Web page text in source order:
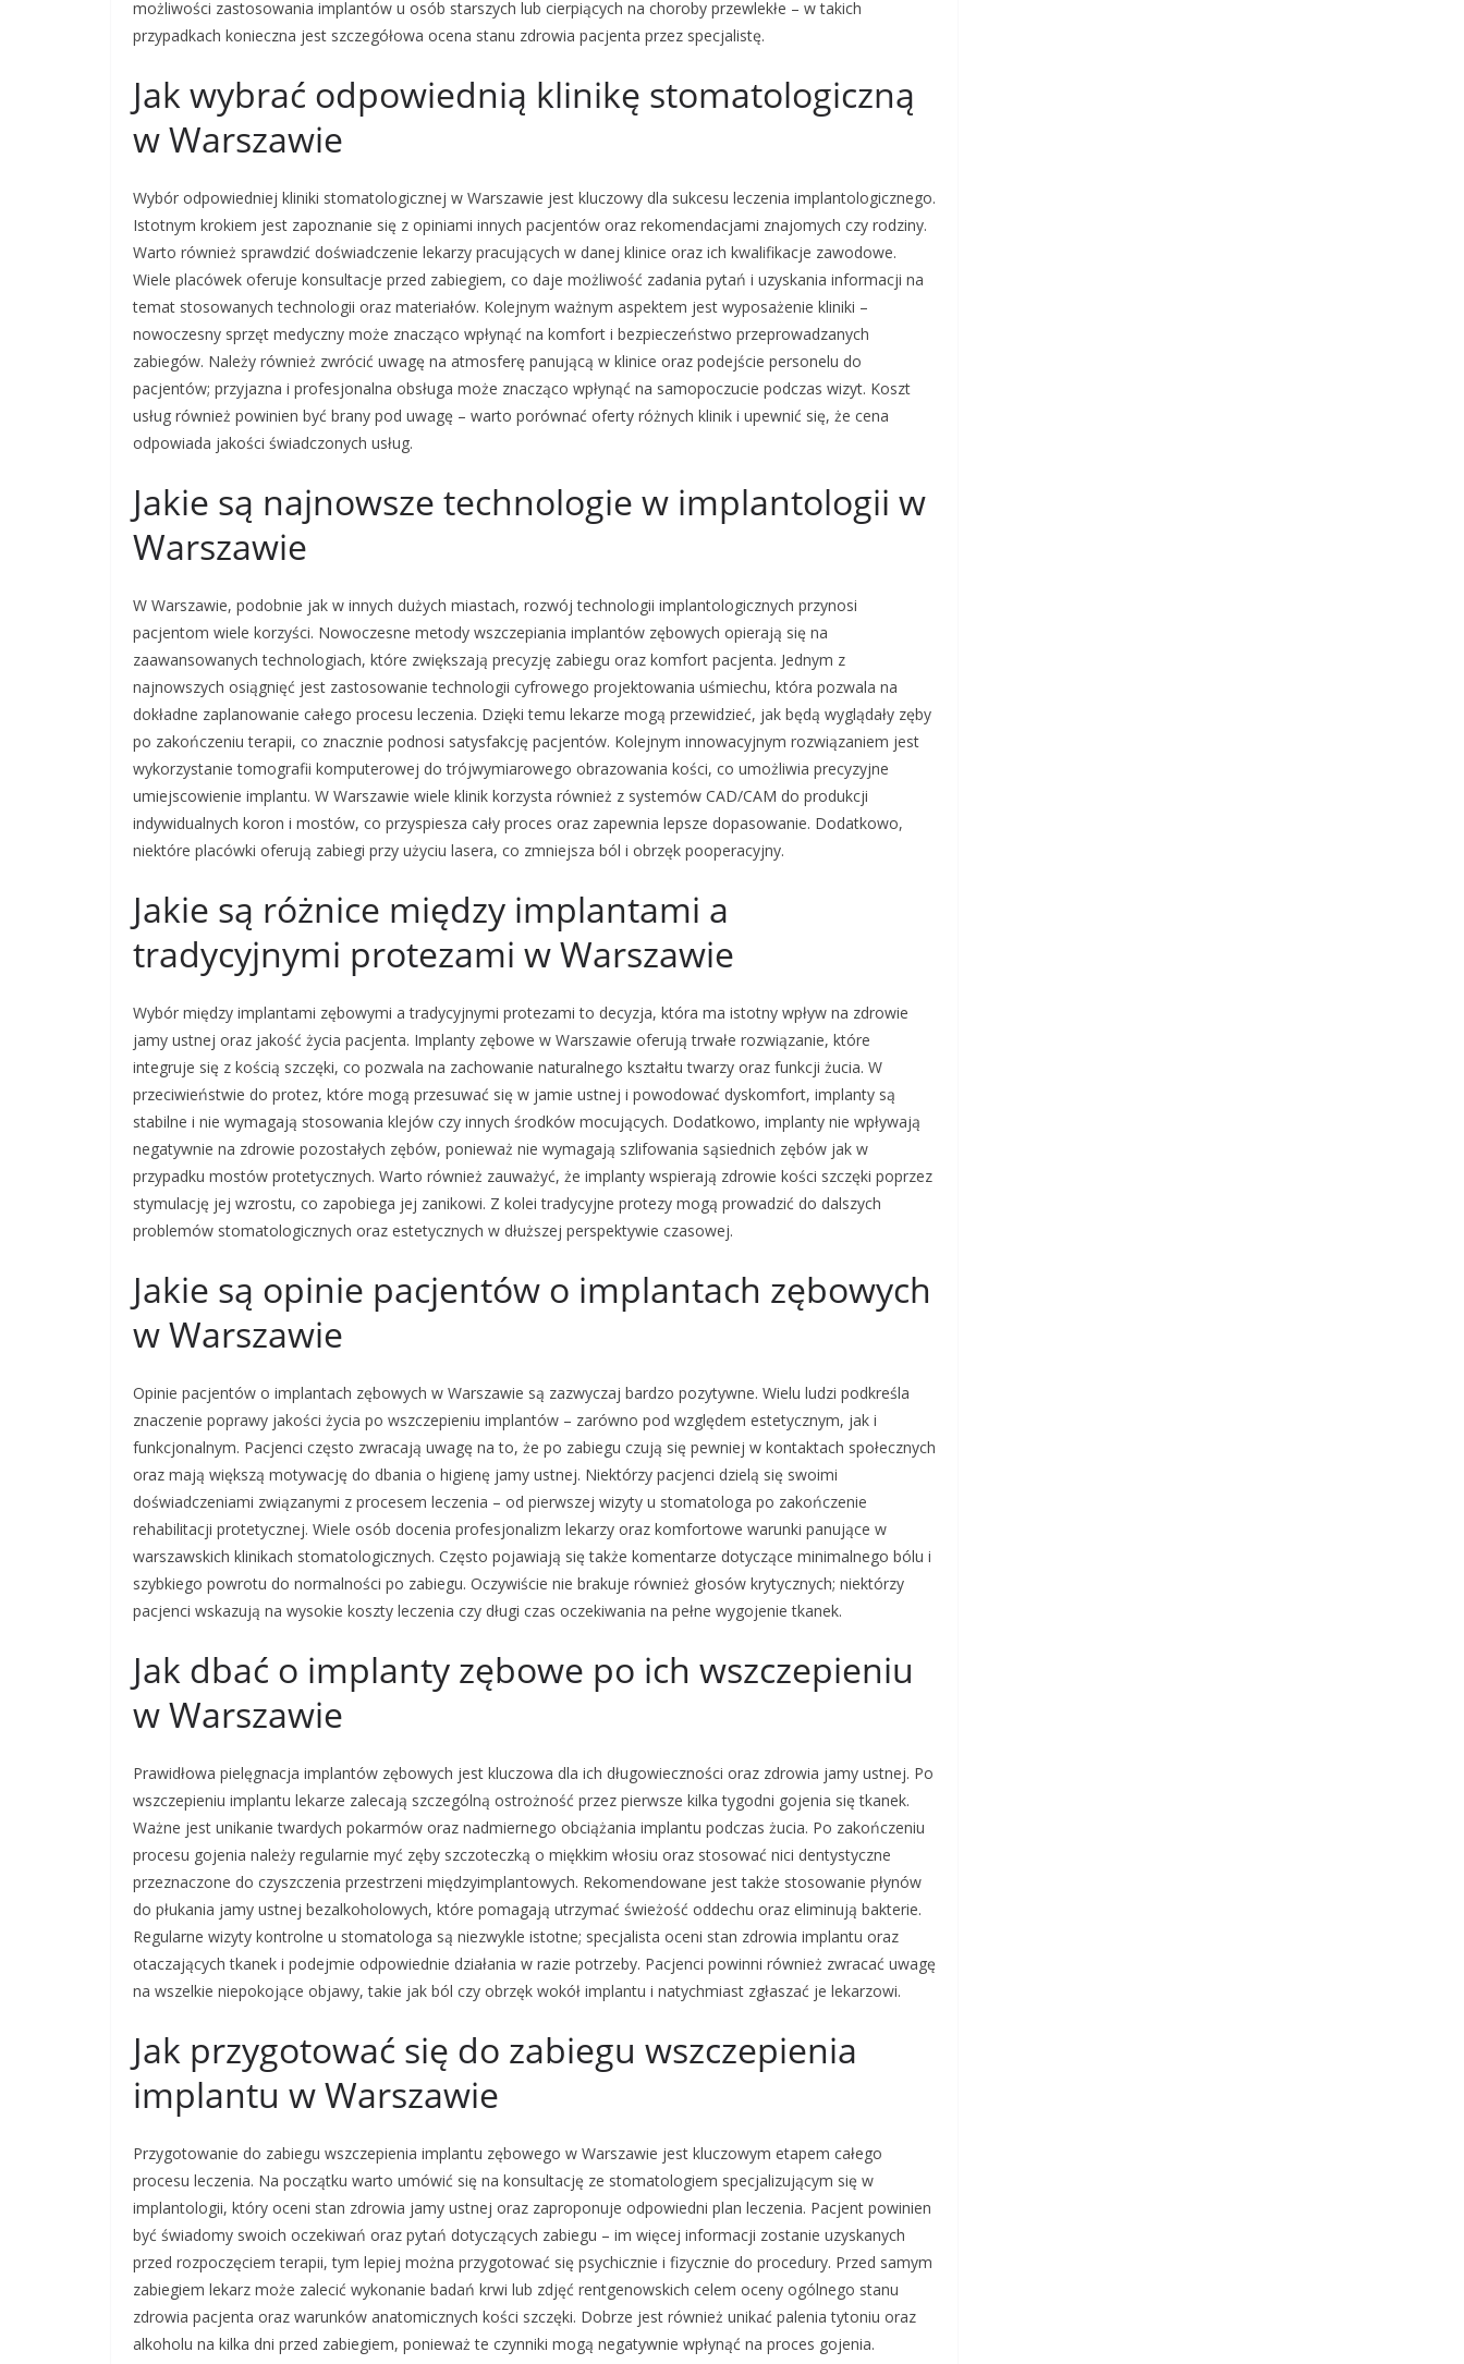
możliwości zastosowania implantów u osób starszych lub cierpiących na choroby przewlekłe – w takich
przypadkach konieczna jest szczegółowa ocena stanu zdrowia pacjenta przez specjalistę.
Jak wybrać odpowiednią klinikę stomatologiczną
w Warszawie
Wybór odpowiedniej kliniki stomatologicznej w Warszawie jest kluczowy dla sukcesu leczenia implantologicznego.
Istotnym krokiem jest zapoznanie się z opiniami innych pacjentów oraz rekomendacjami znajomych czy rodziny.
Warto również sprawdzić doświadczenie lekarzy pracujących w danej klinice oraz ich kwalifikacje zawodowe.
Wiele placówek oferuje konsultacje przed zabiegiem, co daje możliwość zadania pytań i uzyskania informacji na
temat stosowanych technologii oraz materiałów. Kolejnym ważnym aspektem jest wyposażenie kliniki –
nowoczesny sprzęt medyczny może znacząco wpłynąć na komfort i bezpieczeństwo przeprowadzanych
zabiegów. Należy również zwrócić uwagę na atmosferę panującą w klinice oraz podejście personelu do
pacjentów; przyjazna i profesjonalna obsługa może znacząco wpłynąć na samopoczucie podczas wizyt. Koszt
usług również powinien być brany pod uwagę – warto porównać oferty różnych klinik i upewnić się, że cena
odpowiada jakości świadczonych usług.
Jakie są najnowsze technologie w implantologii w
Warszawie
W Warszawie, podobnie jak w innych dużych miastach, rozwój technologii implantologicznych przynosi
pacjentom wiele korzyści. Nowoczesne metody wszczepiania implantów zębowych opierają się na
zaawansowanych technologiach, które zwiększają precyzję zabiegu oraz komfort pacjenta. Jednym z
najnowszych osiągnięć jest zastosowanie technologii cyfrowego projektowania uśmiechu, która pozwala na
dokładne zaplanowanie całego procesu leczenia. Dzięki temu lekarze mogą przewidzieć, jak będą wyglądały zęby
po zakończeniu terapii, co znacznie podnosi satysfakcję pacjentów. Kolejnym innowacyjnym rozwiązaniem jest
wykorzystanie tomografii komputerowej do trójwymiarowego obrazowania kości, co umożliwia precyzyjne
umiejscowienie implantu. W Warszawie wiele klinik korzysta również z systemów CAD/CAM do produkcji
indywidualnych koron i mostów, co przyspiesza cały proces oraz zapewnia lepsze dopasowanie. Dodatkowo,
niektóre placówki oferują zabiegi przy użyciu lasera, co zmniejsza ból i obrzęk pooperacyjny.
Jakie są różnice między implantami a
tradycyjnymi protezami w Warszawie
Wybór między implantami zębowymi a tradycyjnymi protezami to decyzja, która ma istotny wpływ na zdrowie
jamy ustnej oraz jakość życia pacjenta. Implanty zębowe w Warszawie oferują trwałe rozwiązanie, które
integruje się z kością szczęki, co pozwala na zachowanie naturalnego kształtu twarzy oraz funkcji żucia. W
przeciwieństwie do protez, które mogą przesuwać się w jamie ustnej i powodować dyskomfort, implanty są
stabilne i nie wymagają stosowania klejów czy innych środków mocujących. Dodatkowo, implanty nie wpływają
negatywnie na zdrowie pozostałych zębów, ponieważ nie wymagają szlifowania sąsiednich zębów jak w
przypadku mostów protetycznych. Warto również zauważyć, że implanty wspierają zdrowie kości szczęki poprzez
stymulację jej wzrostu, co zapobiega jej zanikowi. Z kolei tradycyjne protezy mogą prowadzić do dalszych
problemów stomatologicznych oraz estetycznych w dłuższej perspektywie czasowej.
Jakie są opinie pacjentów o implantach zębowych
w Warszawie
Opinie pacjentów o implantach zębowych w Warszawie są zazwyczaj bardzo pozytywne. Wielu ludzi podkreśla
znaczenie poprawy jakości życia po wszczepieniu implantów – zarówno pod względem estetycznym, jak i
funkcjonalnym. Pacjenci często zwracają uwagę na to, że po zabiegu czują się pewniej w kontaktach społecznych
oraz mają większą motywację do dbania o higienę jamy ustnej. Niektórzy pacjenci dzielą się swoimi
doświadczeniami związanymi z procesem leczenia – od pierwszej wizyty u stomatologa po zakończenie
rehabilitacji protetycznej. Wiele osób docenia profesjonalizm lekarzy oraz komfortowe warunki panujące w
warszawskich klinikach stomatologicznych. Często pojawiają się także komentarze dotyczące minimalnego bólu i
szybkiego powrotu do normalności po zabiegu. Oczywiście nie brakuje również głosów krytycznych; niektórzy
pacjenci wskazują na wysokie koszty leczenia czy długi czas oczekiwania na pełne wygojenie tkanek.
Jak dbać o implanty zębowe po ich wszczepieniu
w Warszawie
Prawidłowa pielęgnacja implantów zębowych jest kluczowa dla ich długowieczności oraz zdrowia jamy ustnej. Po
wszczepieniu implantu lekarze zalecają szczególną ostrożność przez pierwsze kilka tygodni gojenia się tkanek.
Ważne jest unikanie twardych pokarmów oraz nadmiernego obciążania implantu podczas żucia. Po zakończeniu
procesu gojenia należy regularnie myć zęby szczoteczką o miękkim włosiu oraz stosować nici dentystyczne
przeznaczone do czyszczenia przestrzeni międzyimplantowych. Rekomendowane jest także stosowanie płynów
do płukania jamy ustnej bezalkoholowych, które pomagają utrzymać świeżość oddechu oraz eliminują bakterie.
Regularne wizyty kontrolne u stomatologa są niezwykle istotne; specjalista oceni stan zdrowia implantu oraz
otaczających tkanek i podejmie odpowiednie działania w razie potrzeby. Pacjenci powinni również zwracać uwagę
na wszelkie niepokojące objawy, takie jak ból czy obrzęk wokół implantu i natychmiast zgłaszać je lekarzowi.
Jak przygotować się do zabiegu wszczepienia
implantu w Warszawie
Przygotowanie do zabiegu wszczepienia implantu zębowego w Warszawie jest kluczowym etapem całego
procesu leczenia. Na początku warto umówić się na konsultację ze stomatologiem specjalizującym się w
implantologii, który oceni stan zdrowia jamy ustnej oraz zaproponuje odpowiedni plan leczenia. Pacjent powinien
być świadomy swoich oczekiwań oraz pytań dotyczących zabiegu – im więcej informacji zostanie uzyskanych
przed rozpoczęciem terapii, tym lepiej można przygotować się psychicznie i fizycznie do procedury. Przed samym
zabiegiem lekarz może zalecić wykonanie badań krwi lub zdjęć rentgenowskich celem oceny ogólnego stanu
zdrowia pacjenta oraz warunków anatomicznych kości szczęki. Dobrze jest również unikać palenia tytoniu oraz
alkoholu na kilka dni przed zabiegiem, ponieważ te czynniki mogą negatywnie wpłynąć na proces gojenia.